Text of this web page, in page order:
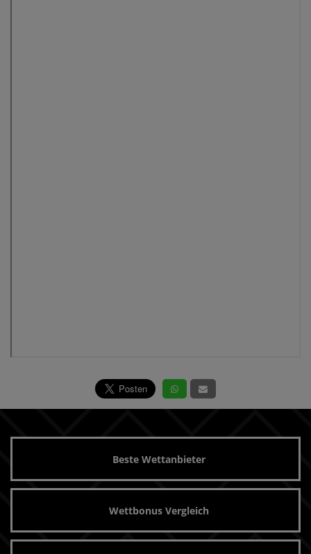
Beste Wettanbieter
Wettbonus Vergleich